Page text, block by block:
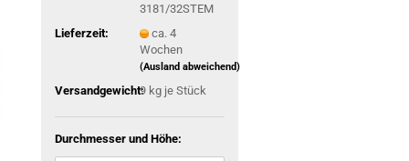
3181/32STEM
Lieferzeit:
ca. 4
Wochen
(Ausland abweichend)
Versandgewicht:
9kg je Stück
Durchmesser und Höhe: